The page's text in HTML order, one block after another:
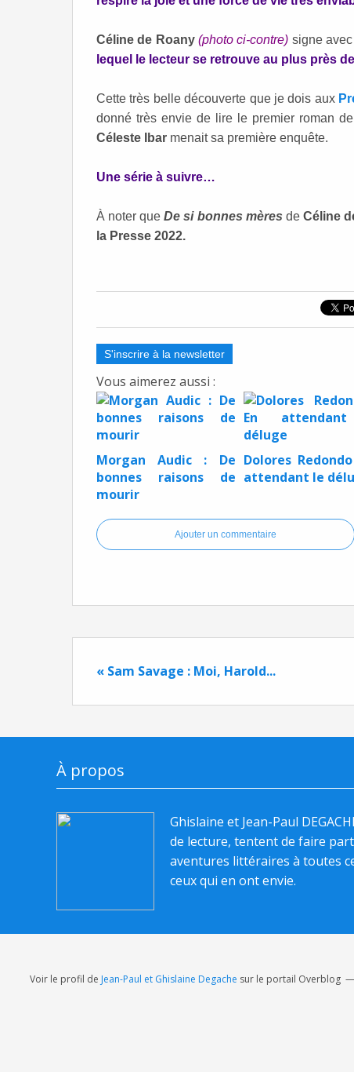
Céline de Roany (photo ci-contre) signe
lequel le lecteur se retrouve au plus près
Cette très belle découverte que je dois aux
donné très envie de lire le premier roman
Céleste Ibar menait sa première enquête.
Une série à suivre…
À noter queDe si bonnes mères de Céline
la Presse 2022.
S'inscrire à la newsletter
Vous aimerez aussi :
Morgan Audic : De
bonnes raisons de
mourir
Dolores
attendant le
Ajouter un commentaire
« Sam Savage : Moi, Harold...
À propos
Ghislaine et Jean-Paul
de lecture, tentent de faire
aventures littéraires à toutes
ceux qui en ont envie.
Voir le profil de Jean-Paul et Ghislaine Degache sur le portail Overblog